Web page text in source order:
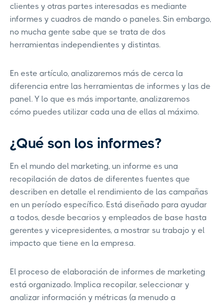
clientes y otras partes interesadas es mediante
informes y cuadros de mando o paneles. Sin embargo,
no mucha gente sabe que se trata de dos
herramientas independientes y distintas.
En este artículo, analizaremos más de cerca la
diferencia entre las herramientas de informes y las de
panel. Y lo que es más importante, analizaremos
cómo puedes utilizar cada una de ellas al máximo.
¿Qué son los informes?
En el mundo del marketing, un informe es una
recopilación de datos de diferentes fuentes que
describen en detalle el rendimiento de las campañas
en un período específico. Está diseñado para ayudar
a todos, desde becarios y empleados de base hasta
gerentes y vicepresidentes, a mostrar su trabajo y el
impacto que tiene en la empresa.
El proceso de elaboración de informes de marketing
está organizado. Implica recopilar, seleccionar y
analizar información y métricas (a menudo a